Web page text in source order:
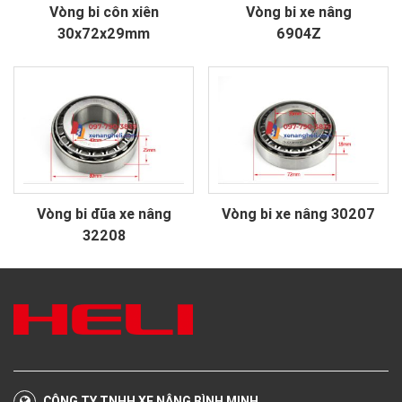
Vòng bi côn xiên
30x72x29mm
Vòng bi xe nâng
6904Z
Vòng bi đũa xe nâng
32208
Vòng bi xe nâng 30207